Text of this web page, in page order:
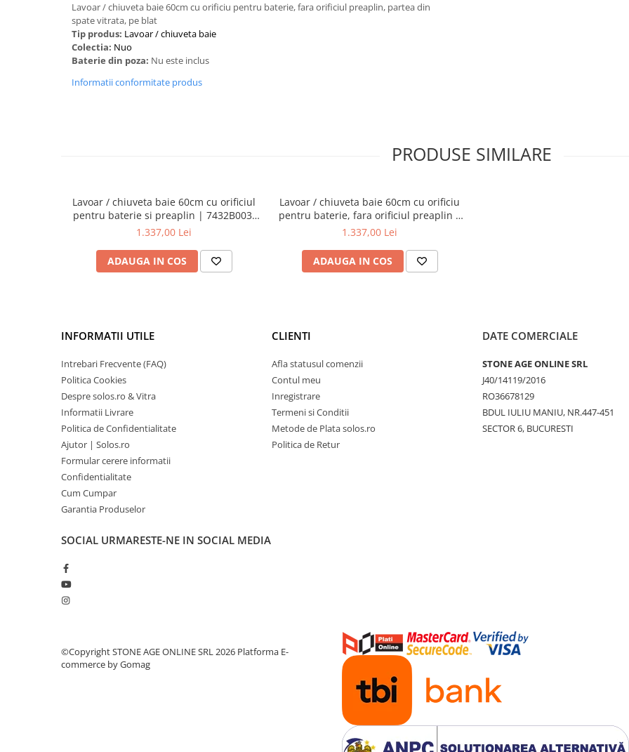
Lavoar / chiuveta baie 60cm cu orificiu pentru baterie, fara orificiul preaplin, partea din
spate vitrata, pe blat
Tip produs: ‎Lavoar / chiuveta baie
Colectia: Nuo
Baterie din poza: Nu este inclus
Informatii conformitate produs
PRODUSE SIMILARE
Lavoar / chiuveta baie 60cm cu orificiul
pentru baterie si preaplin | 7432B003-
0001
1.337,00 Lei
ADAUGA IN COS
Lavoar / chiuveta baie 60cm cu orificiu
pentru baterie, fara orificiul preaplin |
7432B003-0041
1.337,00 Lei
ADAUGA IN COS
INFORMATII UTILE
Intrebari Frecvente (FAQ)
Politica Cookies
Despre solos.ro & Vitra
Informatii Livrare
Politica de Confidentialitate
Ajutor | Solos.ro
Formular cerere informatii
Confidentialitate
Cum Cumpar
Garantia Produselor
CLIENTI
Afla statusul comenzii
Contul meu
Inregistrare
Termeni si Conditii
Metode de Plata solos.ro
Politica de Retur
DATE COMERCIALE
STONE AGE ONLINE SRL
J40/14119/2016
RO36678129
BDUL IULIU MANIU, NR.447-451
SECTOR 6, BUCURESTI
SOCIAL URMARESTE-NE IN SOCIAL MEDIA
©Copyright STONE AGE ONLINE SRL 2026 Platforma E-
commerce by Gomag